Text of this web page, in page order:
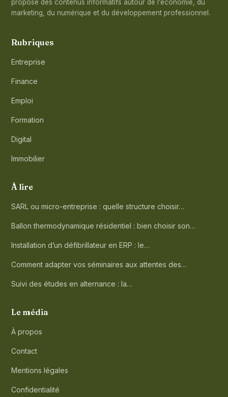
propose des contenus informatifs autour de l’économie, du
marketing, du numérique et du développement professionnel.
Rubriques
Entreprise
Finance
Emploi
Formation
Digital
Immobilier
À lire
SARL ou micro-entreprise : quelle structure choisir…
Ballon thermodynamique résidentiel : bien choisir son…
Installation d’un défibrillateur en ERP : le…
Comment adapter vos séminaires aux attentes des…
Suivi des études en alternance : la…
Le média
À propos
Contact
Mentions légales
Confidentialité